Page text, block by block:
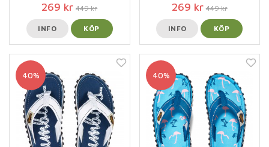
269 kr 449 kr
INFO KÖP
269 kr 449 kr
INFO KÖP
40% 40%